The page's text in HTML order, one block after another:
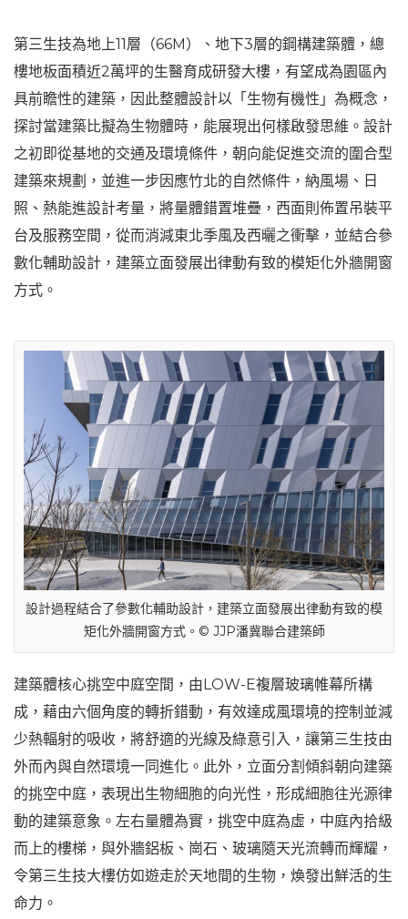
第三生技為地上11層（66M）、地下3層的鋼構建築體，總
樓地板面積近2萬坪的生醫育成研發大樓，有望成為園區內
具前瞻性的建築，因此整體設計以「生物有機性」為概念，
探討當建築比擬為生物體時，能展現出何樣啟發思維。 設計
之初即從基地的交通及環境條件，朝向能促進交流的圍合型
建築來規劃，並進一步因應竹北的自然條件，納風場、日
照、熱能進設計考量，將量體錯置堆疊，西面則佈置吊裝平
台及服務空間，從而消減東北季風及西曬之衝擊，並結合參
數化輔助設計，建築立面發展出律動有致的模矩化外牆開窗
方式。
設計過程結合了參數化輔助設計，建築立面發展出律動有致的模
矩化外牆開窗方式。© JJP潘冀聯合建築師
建築體核心挑空中庭空間，由LOW-E複層玻璃帷幕所構
成，藉由六個角度的轉折錯動，有效達成風環境的控制並減
少熱輻射的吸收，將舒適的光線及綠意引入，讓第三生技由
外而內與自然環境一同進化。此外，立面分割傾斜朝向建築
的挑空中庭，表現出生物細胞的向光性，形成細胞往光源律
動的建築意象。左右量體為實，挑空中庭為虛，中庭內拾級
而上的樓梯，與外牆鋁板、崗石、玻璃隨天光流轉而輝耀，
令第三生技大樓仿如遊走於天地間的生物，煥發出鮮活的生
命力。